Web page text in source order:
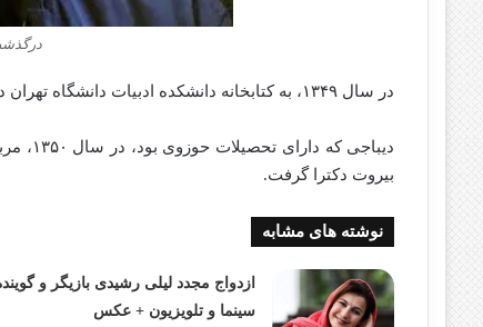
در سال ۱۳۴۹، به کتابخانه دانشکده ادبیات دانشگاه تهران دعوت و به‌عنوان کارشناس کتاب‌های فارسی و عربی مشغول کار شد.
بیروت دکترا گرفت.
نوشته های مشابه
ازدواج مجدد لیلی رشیدی بازیگر و
سینما و تلویزیون + عکس